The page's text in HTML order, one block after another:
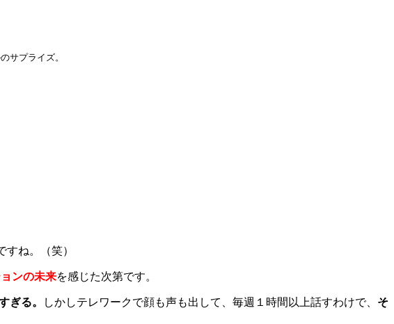
サプライズ。
ね。（笑）
ンの未来を感じた次第です。
ぎる。 しかしテレワークで顔も声も出して、毎週１時間以上話すわけで、 そ